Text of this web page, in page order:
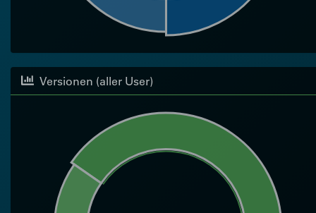
Versionen (aller User)